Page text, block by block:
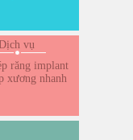
vụ
răng implant
xương nhanh